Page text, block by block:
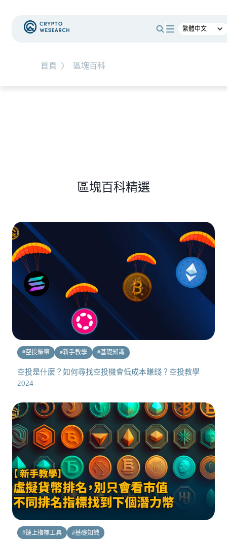
首頁 〉 區塊百科
總體經濟 #Corporate Adoption
區塊百科精選
#空投賺幣 #新手教學 #基礎知識
空投是什麼？如何尋找空投機會低成本賺錢？空投教學
2024
#鏈上指標工具 #基礎知識